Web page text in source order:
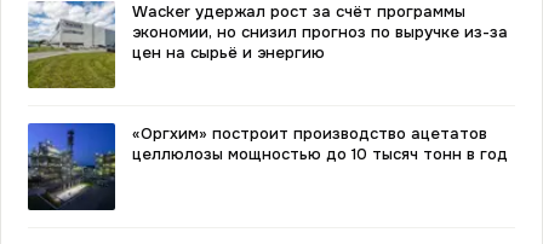
Wacker удержал рост за счёт программы
экономии, но снизил прогноз по выручке из-за
цен на сырьё и энергию
«Оргхим» построит производство ацетатов
целлюлозы мощностью до 10 тысяч тонн в год